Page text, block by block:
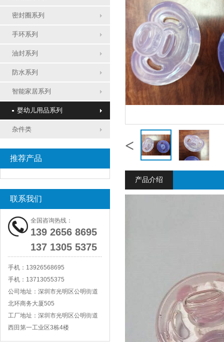
密封圈系列
手环系列
油封系列
防水系列
智能家居系列
婴幼儿用品系列
杂件类
推荐产品
联系我们
全国咨询热线：
139 2656 8695
137 1305 5375
手机： 13926568695
手机： 13713055375
公司地址： 深圳市光明区公明街道
北环商务大厦505
工厂地址： 深圳市光明区公明街道
西田第一工业区3栋4楼
<
产品介绍